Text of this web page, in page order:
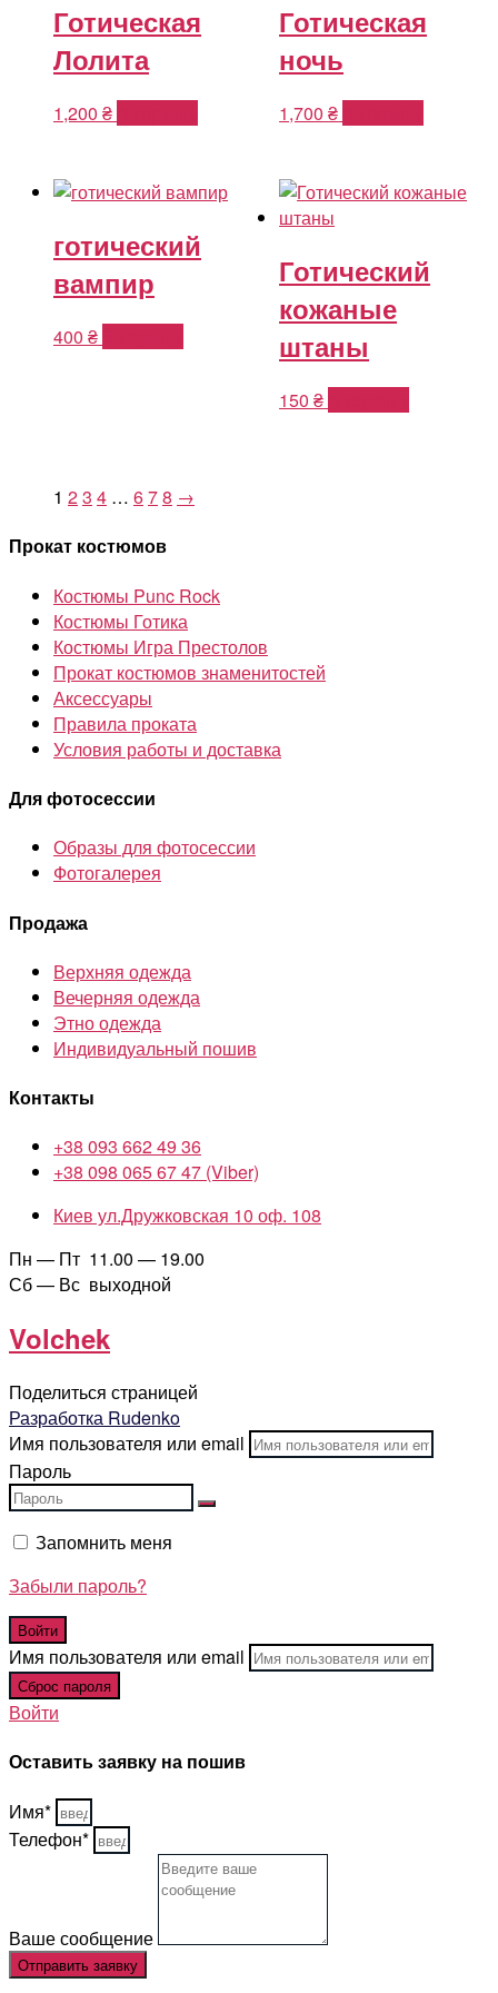
Готическая
Лолита
1,200 ₴
Готическая
ночь
1,700₴
готический
вампир
400 ₴
Готический
кожаные
штаны
150₴
1 23 4 … 678 →
Прокат костюмов
Костюмы Punc Rock
Костюмы Готика
Костюмы Игра Престолов
Прокат костюмов знаменитостей
Аксессуары
Правила проката
Условия работы и доставка
Для фотосессии
Образы для фотосессии
Фотогалерея
Продажа
Верхняя одежда
Вечерняя одежда
Этно одежда
Индивидуальный пошив
Контакты
+38 093 662 49 36
+38 098 065 67 47 (Viber)
Киев ул.Дружковская 10 оф. 108
Пн — Пт 11.00 — 19.00
Сб — Вс выходной
Volchek
Поделиться страницей
Разработка Rudenko
Имя пользователя или email
Пароль
Запомнить меня
Забыли пароль?
Имя пользователя или email
Войти
Оставить заявку на пошив
Имя*
Телефон*
Ваше сообщение
Отправить заявку